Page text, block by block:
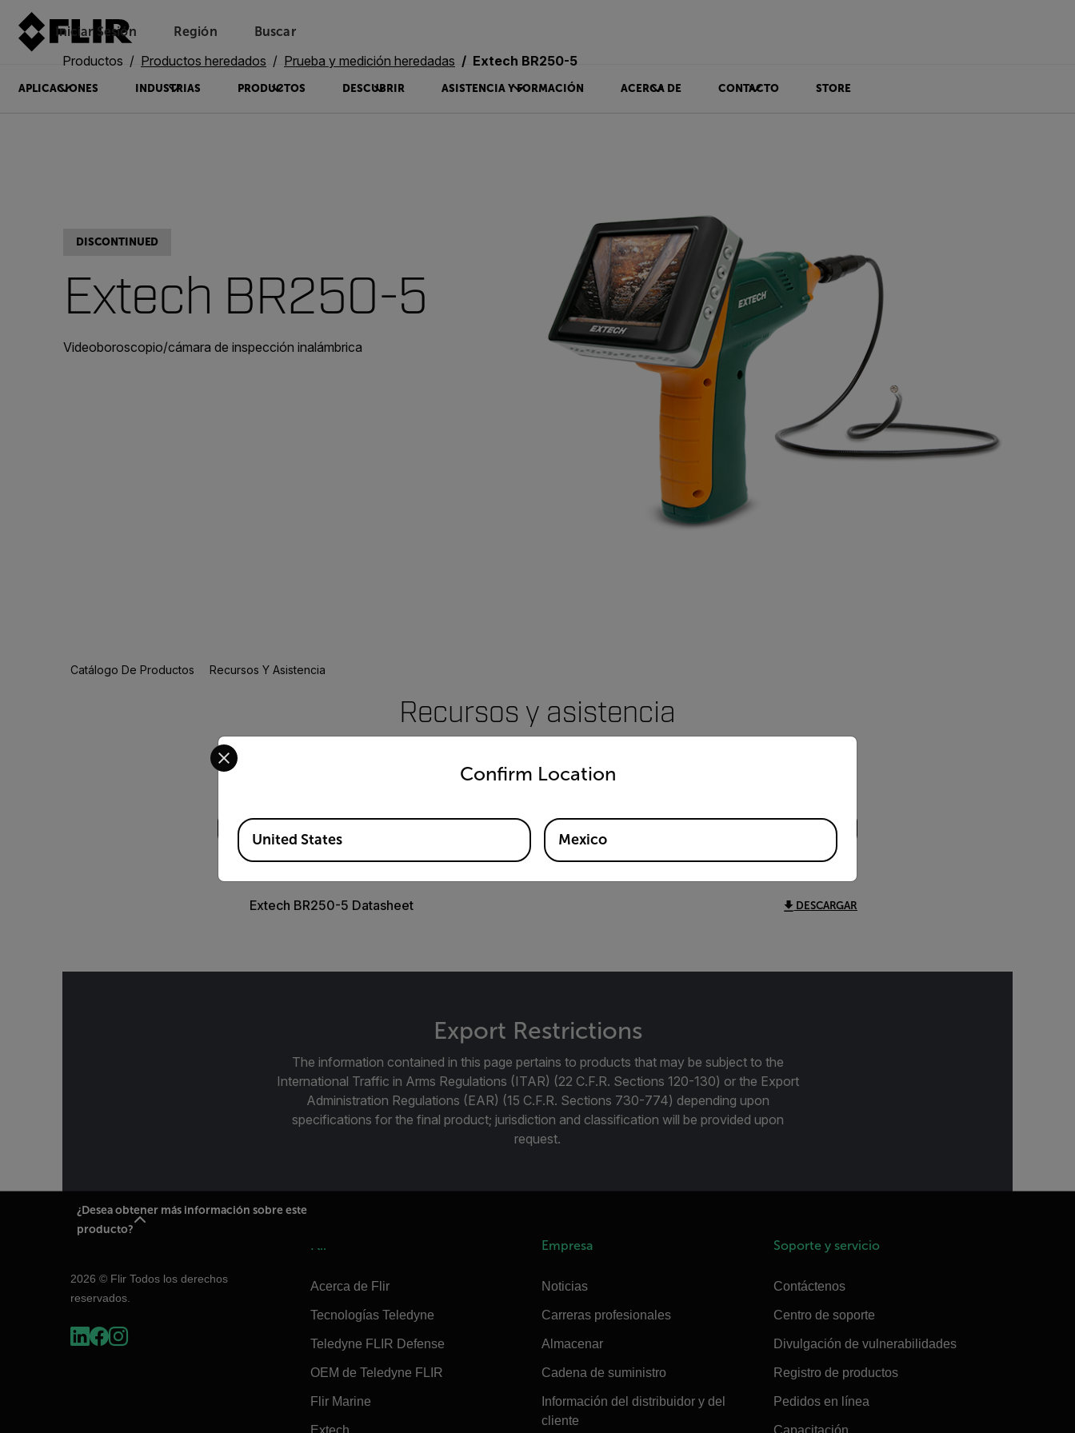
Iniciar Sesión Región Buscar
APLICACIONES INDUSTRIAS PRODUCTOS DESCUBRIR ASISTENCIA Y FORMACIÓN ACERCA DE CONTACTO STORE
Productos Productos heredados Prueba y medición heredadas Extech BR250-5
DISCONTINUED
Extech BR250-5
Videoboroscopio/cámara de inspección inalámbrica
Catálogo De Productos Recursos Y Asistencia
Recursos y asistencia
Extech BR250-5 Datasheet DESCARGAR
Export Restrictions
The information contained in this page pertains to products that may be subject to the
International Traffic in Arms Regulations (ITAR) (22 C.F.R. Sections 120-130) or the Export
Administration Regulations (EAR) (15 C.F.R. Sections 730-774) depending upon
specifications for the final product; jurisdiction and classification will be provided upon
request.
¿Desea obtener más información sobre este
producto?
2026 © Flir Todos los derechos
reservados.
Flir
Acerca de Flir
Tecnologías Teledyne
Teledyne FLIR Defense
OEM de Teledyne FLIR
Flir Marine
Extech
Empresa
Noticias
Carreras profesionales
Almacenar
Cadena de suministro
Información del distribuidor y del
cliente
Soporte y servicio
Contáctenos
Centro de soporte
Divulgación de vulnerabilidades
Registro de productos
Pedidos en línea
Capacitación
Confirm Location
Select your preferred country and language from the options below to access the appropriate version of our website.
Available Locations
United States Mexico